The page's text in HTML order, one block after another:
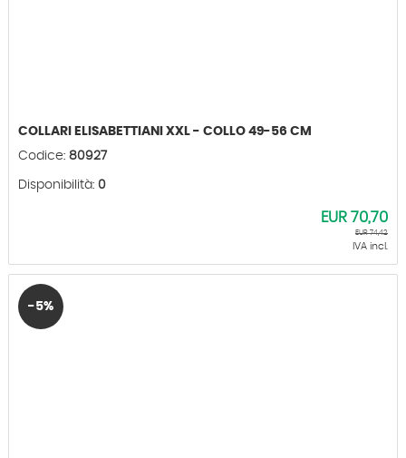
COLLARI ELISABETTIANI XXL - COLLO 49-56 CM
Codice: 80927
Disponibilità: 0
EUR 70,70
EUR74,42
IVA incl.
-5%